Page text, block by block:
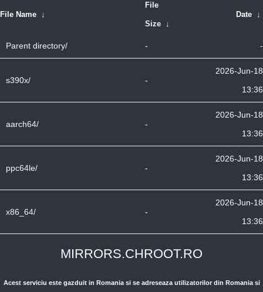
File Name ↓
File
Size ↓
Date ↓
Parent directory/ - -
s390x/ -
2026-Jun-18
13:36
aarch64/ -
2026-Jun-18
13:36
ppc64le/ -
2026-Jun-18
13:36
x86_64/ -
2026-Jun-18
13:36
MIRRORS.CHROOT.RO
Acest serviciu este gazduit in Romania si se adreseaza utilizatorilor din Romania si